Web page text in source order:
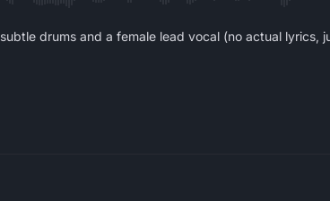
drums and a female lead vocal (no actual